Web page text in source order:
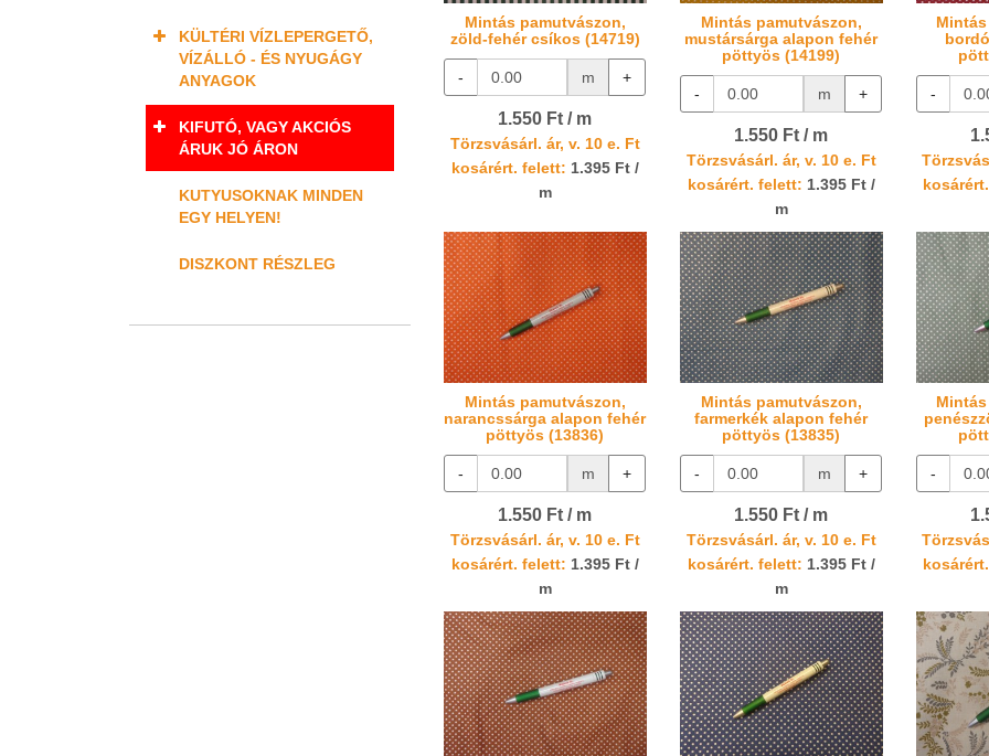
Mintás pamutvászon,
zöld-fehér csíkos (14719)
- m +
1.550 Ft / m
Törzsvásárl. ár, v. 10 e. Ft
kosárért. felett: 1.395 Ft /
m
Mintás pamutvászon,
mustársárga alapon fehér
pöttyös (14199)
- m +
1.550 Ft / m
Törzsvásárl. ár, v. 10 e. Ft
kosárért. felett: 1.395 Ft /
m
-
Mintás pamutvászon,
narancssárga alapon fehér
pöttyös (13836)
- m +
1.550 Ft / m
Törzsvásárl. ár, v. 10 e. Ft
kosárért. felett: 1.395 Ft /
m
Mintás pamutvászon,
farmerkék alapon fehér
pöttyös (13835)
- m +
1.550 Ft / m
Törzsvásárl. ár, v. 10 e. Ft
kosárért. felett: 1.395 Ft /
m
-
KÜLTÉRI VÍZLEPERGETŐ,
VÍZÁLLÓ - ÉS NYUGÁGY
ANYAGOK
KIFUTÓ, VAGY AKCIÓS
ÁRUK JÓ ÁRON
KUTYUSOKNAK MINDEN
EGY HELYEN!
DISZKONT RÉSZLEG